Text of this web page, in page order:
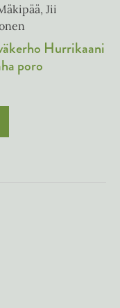
Jii
Hurrikaani
poro